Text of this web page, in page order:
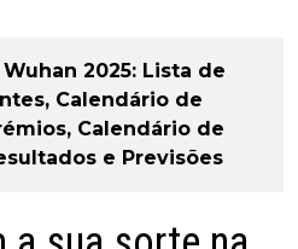
2025: Lista de
Calendário de
Calendário de
e Previsões